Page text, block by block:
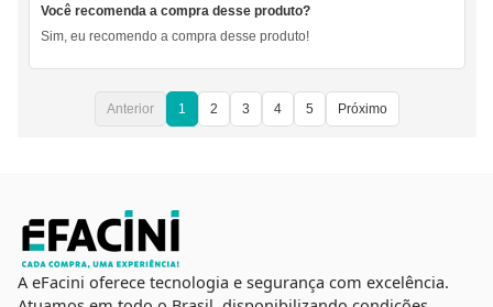
Você recomenda a compra desse produto?
Sim, eu recomendo a compra desse produto!
Anterior 1 2 3 4 5 Próximo
A eFacini oferece tecnologia e segurança com excelência.